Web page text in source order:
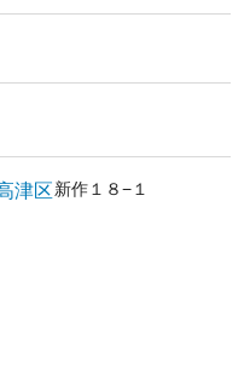
津区新作１８−１